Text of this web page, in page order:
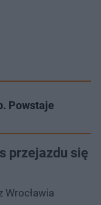
Powstaje
przejazdu się
Wrocławia